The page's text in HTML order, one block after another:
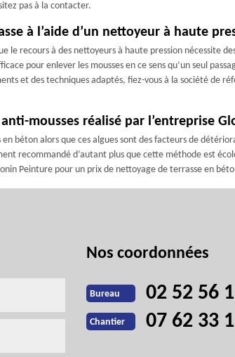
pas à la contacter.
à l’aide d’un nettoyeur à haute
le recours à des nettoyeurs à haute pression nécessite
pour enlever les mousses en ce sens qu’un seul
et des techniques adaptés, fiez-vous à la société de
mousses réalisé par l’entreprise
béton alors que ces algues sont des facteurs de
recommandé d’autant plus que cette méthode est
Peinture pour un prix de nettoyage de terrasse en
Nos coordonnées
Bureau 02 52 56
Chantier 07 62 33